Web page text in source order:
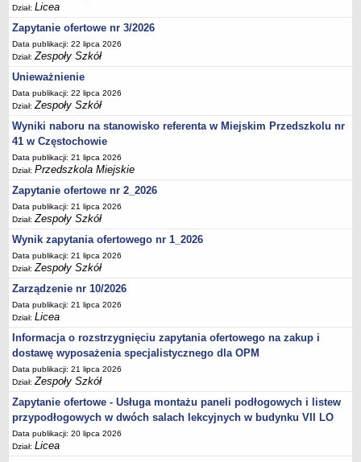
Sprawozdania
Deklaracja dostępności
DEKLARACJA DOSTĘPNOŚCI
OŚWIADCZENIA MAJĄTKOWE
UDOSTĘPNIANIE INFORMACJI PUBLICZNEJ
OCHRONA DANYCH OSOBOWYCH
Dział:Licea
Zapytanie ofertowe nr 3/2026
Data publikacji: 22 lipca 2026
Dział:Zespoły Szkół
Unieważnienie
Data publikacji: 22 lipca 2026
Dział:Zespoły Szkół
Wyniki naboru na stanowisko referenta w Miejskim Przedszkolu nr
41 w Częstochowie
Data publikacji: 21 lipca 2026
Dział:Przedszkola Miejskie
Zapytanie ofertowe nr 2_2026
Data publikacji: 21 lipca 2026
Dział:Zespoły Szkół
Wynik zapytania ofertowego nr 1_2026
Data publikacji: 21 lipca 2026
Dział:Zespoły Szkół
Zarządzenie nr 10/2026
Data publikacji: 21 lipca 2026
Dział:Licea
Informacja o rozstrzygnięciu zapytania ofertowego na zakup i
dostawę wyposażenia specjalistycznego dla OPM
Data publikacji: 21 lipca 2026
Dział:Zespoły Szkół
Zapytanie ofertowe - Usługa montażu paneli podłogowych i listew
przypodłogowych w dwóch salach lekcyjnych w budynku VII LO
Data publikacji: 20 lipca 2026
Dział:Licea